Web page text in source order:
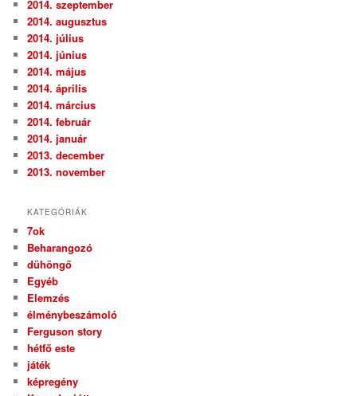
2014. szeptember
2014. augusztus
2014. július
2014. június
2014. május
2014. április
2014. március
2014. február
2014. január
2013. december
2013. november
KATEGÓRIÁK
7ok
Beharangozó
dühöngő
Egyéb
Elemzés
élménybeszámoló
Ferguson story
hétfő este
játék
képregény